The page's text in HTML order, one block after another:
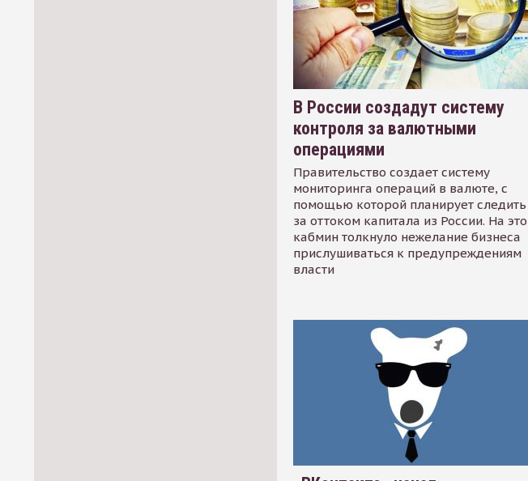
В России создадут систему
контроля за валютными
операциями
Правительство создает систему
мониторинга операций в валюте, с
помощью которой планирует следить
за оттоком капитала из России. На это
кабмин толкнуло нежелание бизнеса
прислушиваться к предупреждениям
власти